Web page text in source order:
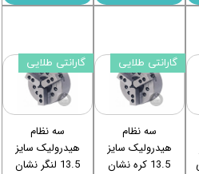
سه نظام
هیدرولیک سایز
13.5 کره نشان
گارانتی طلایی
سه نظام
هیدرولیک سایز
13.5 لنگر نشان
گارانتی طلایی